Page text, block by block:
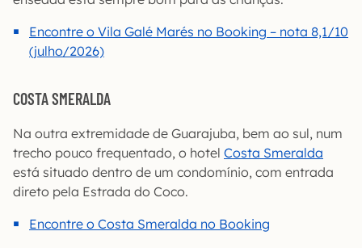
Encontre o Vila Galé Marés no Booking – nota 8,1/10
(julho/2026)
COSTA SMERALDA
Na outra extremidade de Guarajuba, bem ao sul, num
trecho pouco frequentado, o hotel Costa Smeralda
está situado dentro de um condomínio, com entrada
direto pela Estrada do Coco.
Encontre o Costa Smeralda no Booking